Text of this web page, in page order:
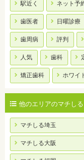
駅近く ネット予
歯医者 日曜診療
歯周病 評判
人気 歯科
矯正歯科 ホワイ
他のエリアのマチしる
マチしる埼玉
マチしる大阪